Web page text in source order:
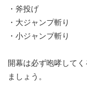
・斧投げ
・大ジャンプ斬り
・小ジャンプ斬り
開幕は必ず咆哮して
ましょう。